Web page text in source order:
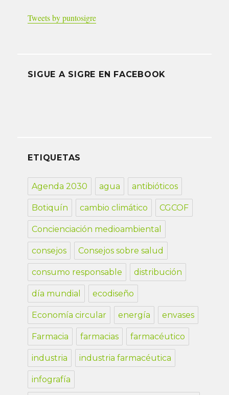
Tweets by puntosigre
SIGUE A SIGRE EN FACEBOOK
ETIQUETAS
Agenda 2030 agua antibióticos
Botiquín cambio climático CGCOF
Concienciación medioambiental
consejos Consejos sobre salud
consumo responsable distribución
día mundial ecodiseño
Economía circular energía envases
Farmacia farmacias farmacéutico
industria industria farmacéutica
infografía